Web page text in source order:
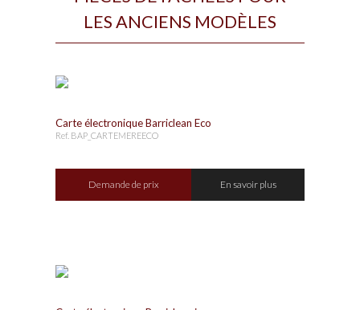
LES ANCIENS MODÈLES
Carte électronique Barriclean Eco
Ref. BAP_CARTEMEREECO
Demande de prix En savoir plus